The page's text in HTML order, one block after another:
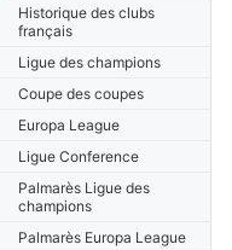
Historique des clubs
français
Ligue des champions
Coupe des coupes
Europa League
Ligue Conference
Palmarès Ligue des
champions
Palmarès Europa League